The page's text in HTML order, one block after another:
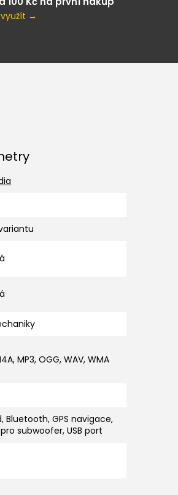
→
MP3, OGG, WAV, WMA
Bluetooth, GPS navigace,
subwoofer, USB port